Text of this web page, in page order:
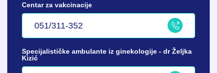
Centar za vakcinacije
051/311-352
Specijalističke ambulante iz ginekologije - dr Željka
Kizić